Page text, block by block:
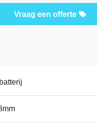
Vraag een offerte